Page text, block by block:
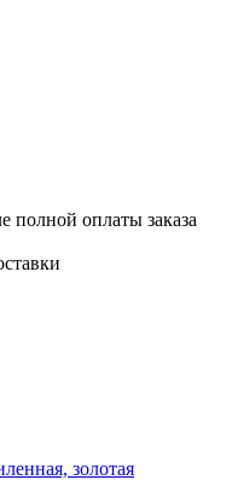
полной оплаты заказа
золотая